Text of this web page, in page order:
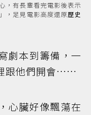
，有長輩看完電影後表示
，足見電影高度還原歷史
劇本到籌備，一
跟他們開會……
心臟好像飄蕩在